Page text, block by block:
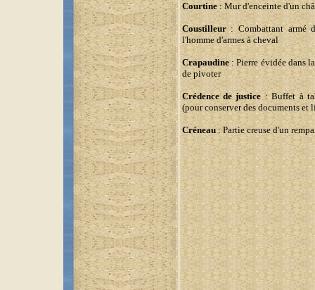
Courtine: Mur d'enceinte d'un
Coustilleur: Combattant armé
l'homme d'armes à cheval
Crapaudine: Pierre évidée dans
de pivoter
Crédence de justice : Buffet à
(pour conserver des documents et
Créneau: Partie creuse d'un